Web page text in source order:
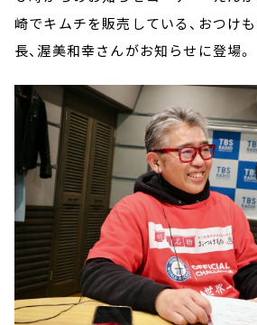
崎でキムチを販売している、おつけ
長、渥美和幸さんがお知らせに登場。